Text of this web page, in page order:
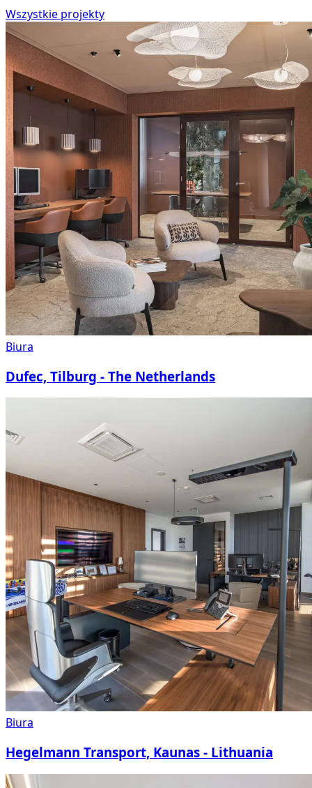
Wszystkie projekty
Biura
Dufec, Tilburg - The Netherlands
Biura
Hegelmann Transport, Kaunas - Lithuania